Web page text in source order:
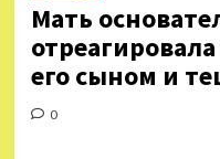
Мать
его сыном и
0